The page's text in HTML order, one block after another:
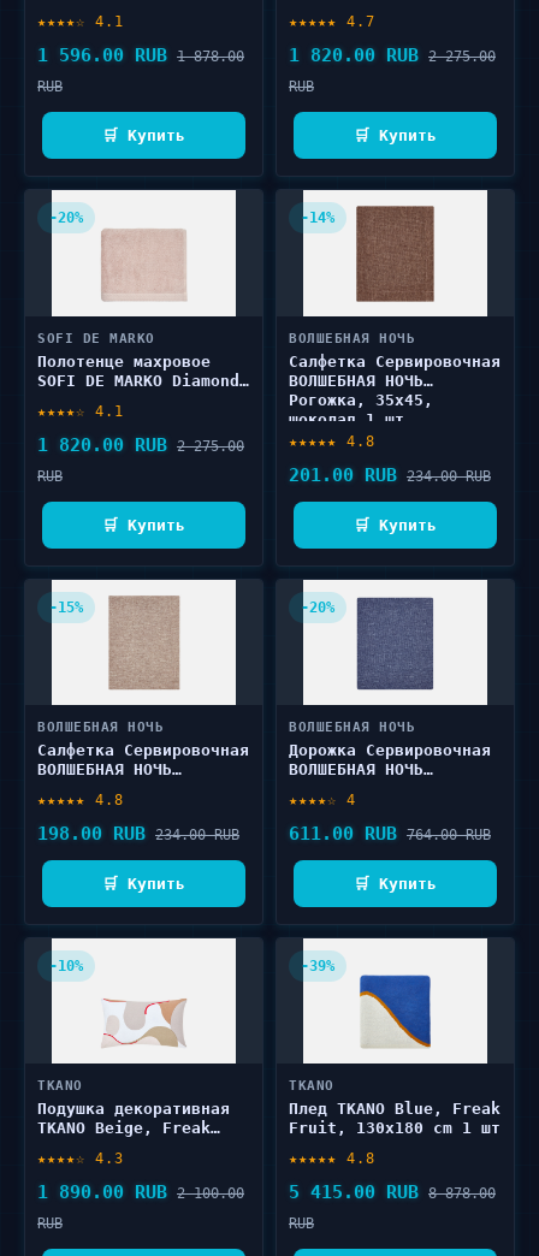
★★★★☆ 4.1
1 596.00 RUB 1 878.00
RUB
🛒 Купить
★★★★★ 4.7
1 820.00 RUB 2 275.00
RUB
🛒 Купить
-20%
SOFI DE MARKO
Полотенце махровое
SOFI DE MARKO Diamond,
шт
★★★★☆ 4.1
1 820.00 RUB 2 275.00
RUB
🛒 Купить
-14%
ВОЛШЕБНАЯ НОЧЬ
Салфетка Сервировочная
ВОЛШЕБНАЯ НОЧЬ
Рогожка, 35x45,
шоколад 1 шт
★★★★★ 4.8
201.00 RUB 234.00 RUB
🛒 Купить
-15%
ВОЛШЕБНАЯ НОЧЬ
Салфетка Сервировочная
ВОЛШЕБНАЯ НОЧЬ
1 шт
★★★★★ 4.8
198.00 RUB 234.00 RUB
🛒 Купить
-20%
ВОЛШЕБНАЯ НОЧЬ
Дорожка Сервировочная
ВОЛШЕБНАЯ НОЧЬ
индиго 1 шт
★★★★☆ 4
611.00 RUB 764.00 RUB
🛒 Купить
-10%
TKANO
Подушка декоративная
TKANO Beige, Freak
★★★★☆ 4.3
1 890.00 RUB 2 100.00
RUB
-39%
TKANO
Плед TKANO Blue, Freak
Fruit, 130х180 cm 1 шт
★★★★★ 4.8
5 415.00 RUB 8 878.00
RUB